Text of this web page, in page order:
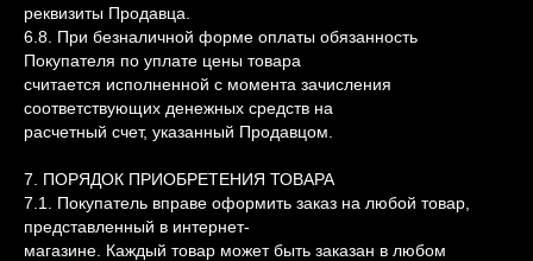
реквизиты Продавца.
6.8. При безналичной форме оплаты обязанность
Покупателя по уплате цены товара
считается исполненной с момента зачисления
соответствующих денежных средств на
расчетный счет, указанный Продавцом.
7. ПОРЯДОК ПРИОБРЕТЕНИЯ ТОВАРА
7.1. Покупатель вправе оформить заказ на любой товар,
представленный в интернет-
магазине. Каждый товар может быть заказан в любом